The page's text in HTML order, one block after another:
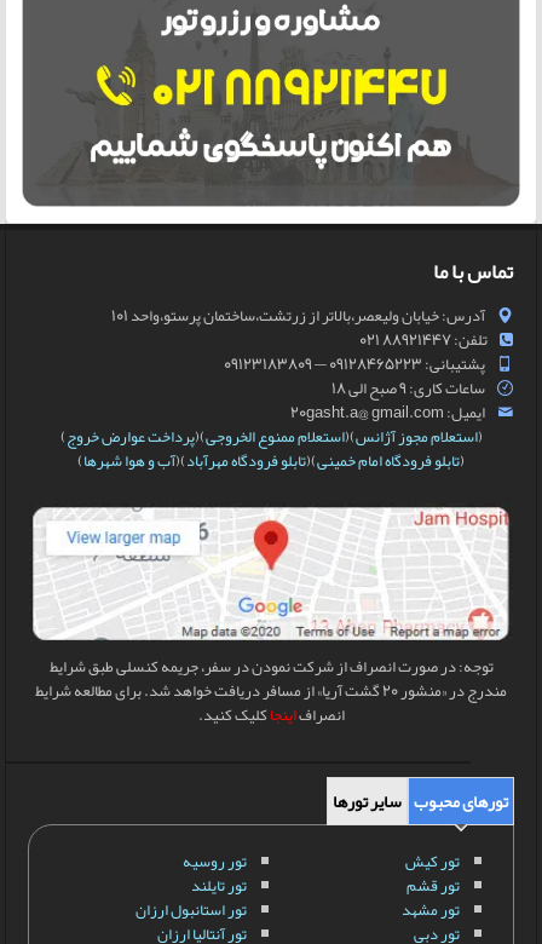
تماس با ما
آدرس: خیابان ولیعصر،بالاتر از زرتشت،ساختمان پرستو،واحد 101
تلفن: 88921447 021
پشتیبانی: 09128465223 — 09123183809
ساعات کاری: 9 صبح الی 18
ایمیل: 20gasht.a@ gmail.com
(استعلام مجوز آژانس)(استعلام ممنوع الخروجی)(پرداخت عوارض خروج)
(تابلو فرودگاه امام خمینی)(تابلو فرودگاه مهرآباد)(آب و هوا شهرها)
توجه: در صورت انصراف از شرکت نمودن در سفر، جریمه کنسلی طبق شرایط
مندرج در «منشور 20 گشت آریا» از مسافر دریافت خواهد شد. برای مطالعه شرایط
انصرافاینجاکلیک کنید.
تورهای محبوب سایر تورها
تور کیش
تور قشم
تور مشهد
تور دبی
تور روسیه
تور تایلند
تور استانبول ارزان
تور آنتالیا ارزان